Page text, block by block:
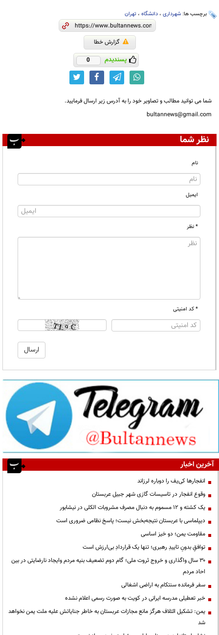
برچسب ها: شهرداری ، دانشگاه ، تهران
گزارش خطا
پسندیدم 0
شما می توانید مطالب و تصاویر خود را به آدرس زیر ارسال فرمایید.
bultannews@gmail.com
نظر شما
نام
ایمیل
* نظر
* کد امنیتی
آخرین اخبار
انفجارها کی‌یف را دوباره لرزاند
وقوع انفجار در تاسیسات گازی شهر جبیل عربستان
یک کشته و ۱۲ مسموم به دنبال مصرف مشروبات الکلی در نیشابور
دیپلماسی با عربستان نتیجه‌بخش نیست؛ پاسخ نظامی ضروری است
مقاومت یمن؛ دو خیز اساسی
توافقِ بدونِ تاییدِ رهبری؛ تنها یک قراردادِ بی‌ارزش است
۳۰ سال واگذاری و خروج ثروت ملی؛ گام دوم تضعیف بنیه مردم وایجاد نارضایتی در بین
احاد مردم
سفر فرمانده سنتکام به اراضی اشغالی
خبر تعطیلی مدرسه ایرانی در کویت به صورت رسمی اعلام نشده
یمن: تشکیل ائتلاف هرگز مانع مجازات عربستان به خاطر جنایاتش علیه ملت یمن نخواهد
شد